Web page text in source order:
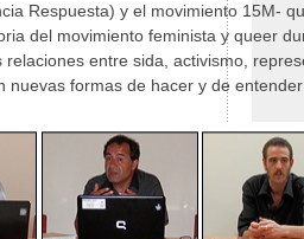
Respuesta) y el movimiento 15M-
del movimiento feminista y queer
relaciones entre sida, activismo,
nuevas formas de hacer y de